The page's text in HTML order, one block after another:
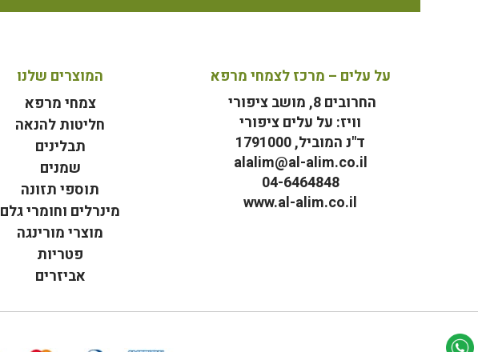
על עלים – מרכז לצמחי מרפא
החרובים 8, מושב ציפורי
וויז: על עלים ציפורי
ד"נ המוביל, 1791000
alalim@al-alim.co.il
04-6464848
www.al-alim.co.il
המוצרים שלנו
צמחי מרפא
חליטות להנאה
תבלינים
שמנים
תוספי תזונה
מינרלים וחומרי גלם
מוצרי מורינגה
פטריות
אביזרים